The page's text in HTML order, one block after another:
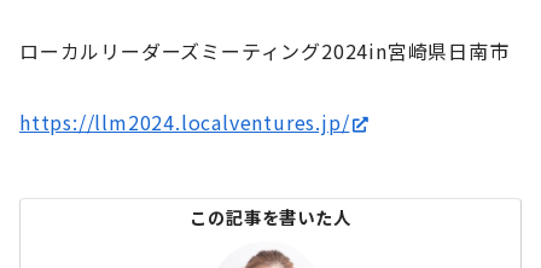
ローカルリーダーズミーティング2024in宮崎県日南市
https://llm2024.localventures.jp/
この記事を書いた人